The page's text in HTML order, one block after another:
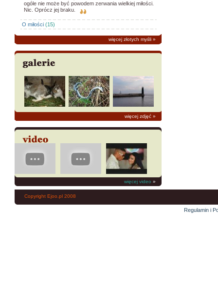
ogóle nie może być powodem zerwania wielkiej miłości.
Nic. Oprócz jej braku.
O miłości (15)
więcej złotych myśli »
więcej zdjęć »
więcej video »
Copyright Ejoo.pl 2008
Regulamin i